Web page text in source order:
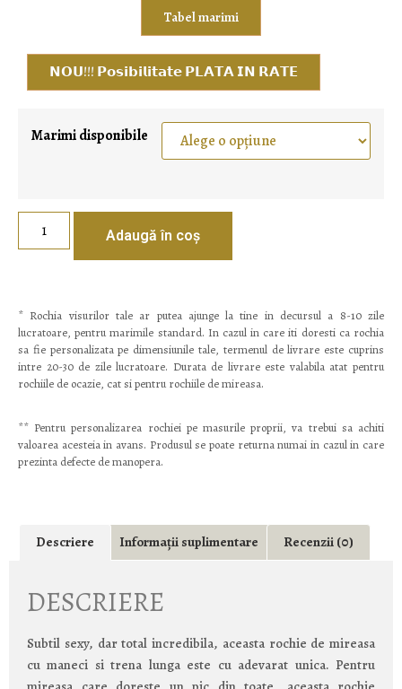
Tabel marimi
𝗡𝗢𝗨!!! 𝗣𝗼𝘀𝗶𝗯𝗶𝗹𝗶𝘁𝗮𝘁𝗲 𝗣𝗟𝗔𝗧𝗔 𝗜𝗡 𝗥𝗔𝗧𝗘
Marimi disponibile
Adaugă în coș
* Rochia visurilor tale ar putea ajunge la tine in decursul a 8-10 zile
lucratoare, pentru marimile standard. In cazul in care iti doresti ca rochia
sa fie personalizata pe dimensiunile tale, termenul de livrare este cuprins
intre 20-30 de zile lucratoare. Durata de livrare este valabila atat pentru
rochiile de ocazie, cat si pentru rochiile de mireasa.
** Pentru personalizarea rochiei pe masurile proprii, va trebui sa achiti
valoarea acesteia in avans. Produsul se poate returna numai in cazul in care
prezinta defecte de manopera.
Descriere Informații suplimentare Recenzii (0)
DESCRIERE
Subtil sexy, dar total incredibila, aceasta rochie de mireasa
cu maneci si trena lunga este cu adevarat unica. Pentru